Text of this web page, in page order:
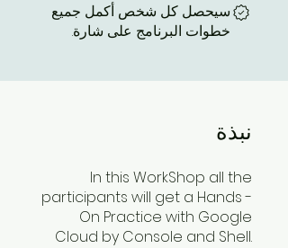
سيحصل كل شخص أكمل جميع
خطوات البرنامج على شارة.
نبذة
In this WorkShop all the
participants will get a Hands -
On Practice with Google
Cloud by Console and Shell.